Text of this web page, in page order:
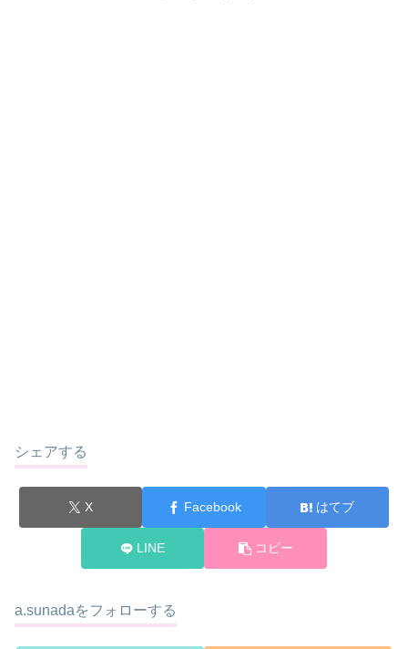
シェアする
X Facebook はてブ
LINE コピー
a.sunadaをフォローする